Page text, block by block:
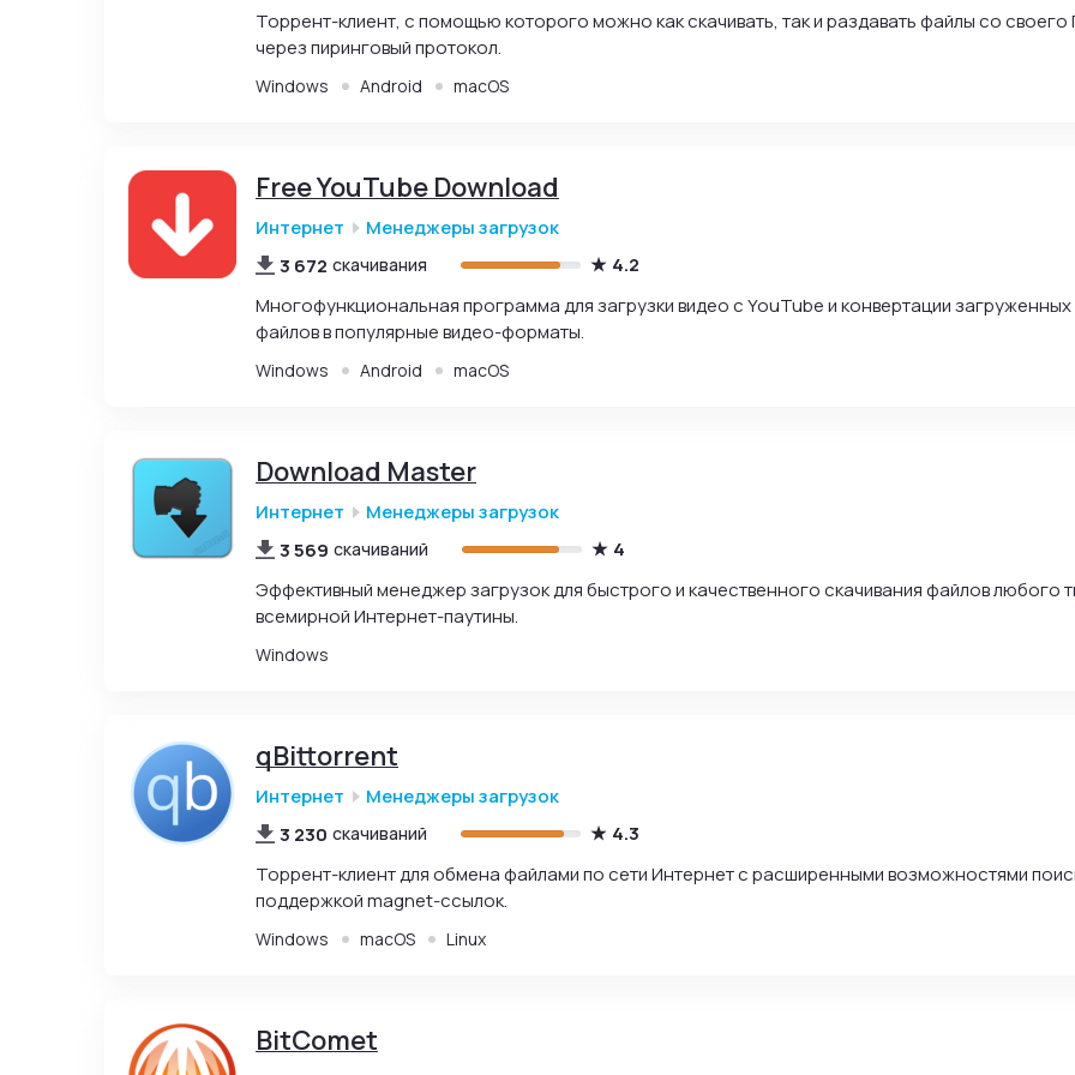
Торрент-клиент, с помощью которого можно как скачивать, так и раздавать файлы со своего
через пиринговый протокол.
Windows Android macOS
Free YouTube Download
Интернет
Менеджеры загрузок
3 672 скачивания
4.2
Многофункциональная программа для загрузки видео с YouTube и конвертации загруженных
файлов в популярные видео-форматы.
Windows Android macOS
Download Master
Интернет
Менеджеры загрузок
3 569 скачиваний
4
Эффективный менеджер загрузок для быстрого и качественного скачивания файлов любого
всемирной Интернет-паутины.
Windows
qBittorrent
Интернет
Менеджеры загрузок
3 230 скачиваний
4.3
Торрент-клиент для обмена файлами по сети Интернет с расширенными возможностями
поддержкой magnet-ссылок.
Windows macOS Linux
BitComet